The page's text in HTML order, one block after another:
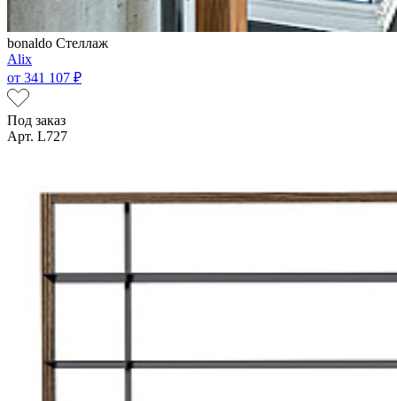
bonaldo Стеллаж
Alix
от 341 107 ₽
Под заказ
Арт. L727